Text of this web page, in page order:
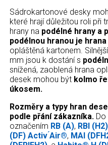
Sádrokartonové desky
které hrají důležitou roli při
hrany na podélné hrany a
podélnou hranou je hrana
opláštěná kartonem.
mm jsou k dostání s
snížená, zaoblená hrana
desek mohou být kolmo
úkosem.
Rozměry a typy hran
podle přání zákazníka.
označením RB (A), RBI (H2)
(DF) Activ ́Air®, MAI